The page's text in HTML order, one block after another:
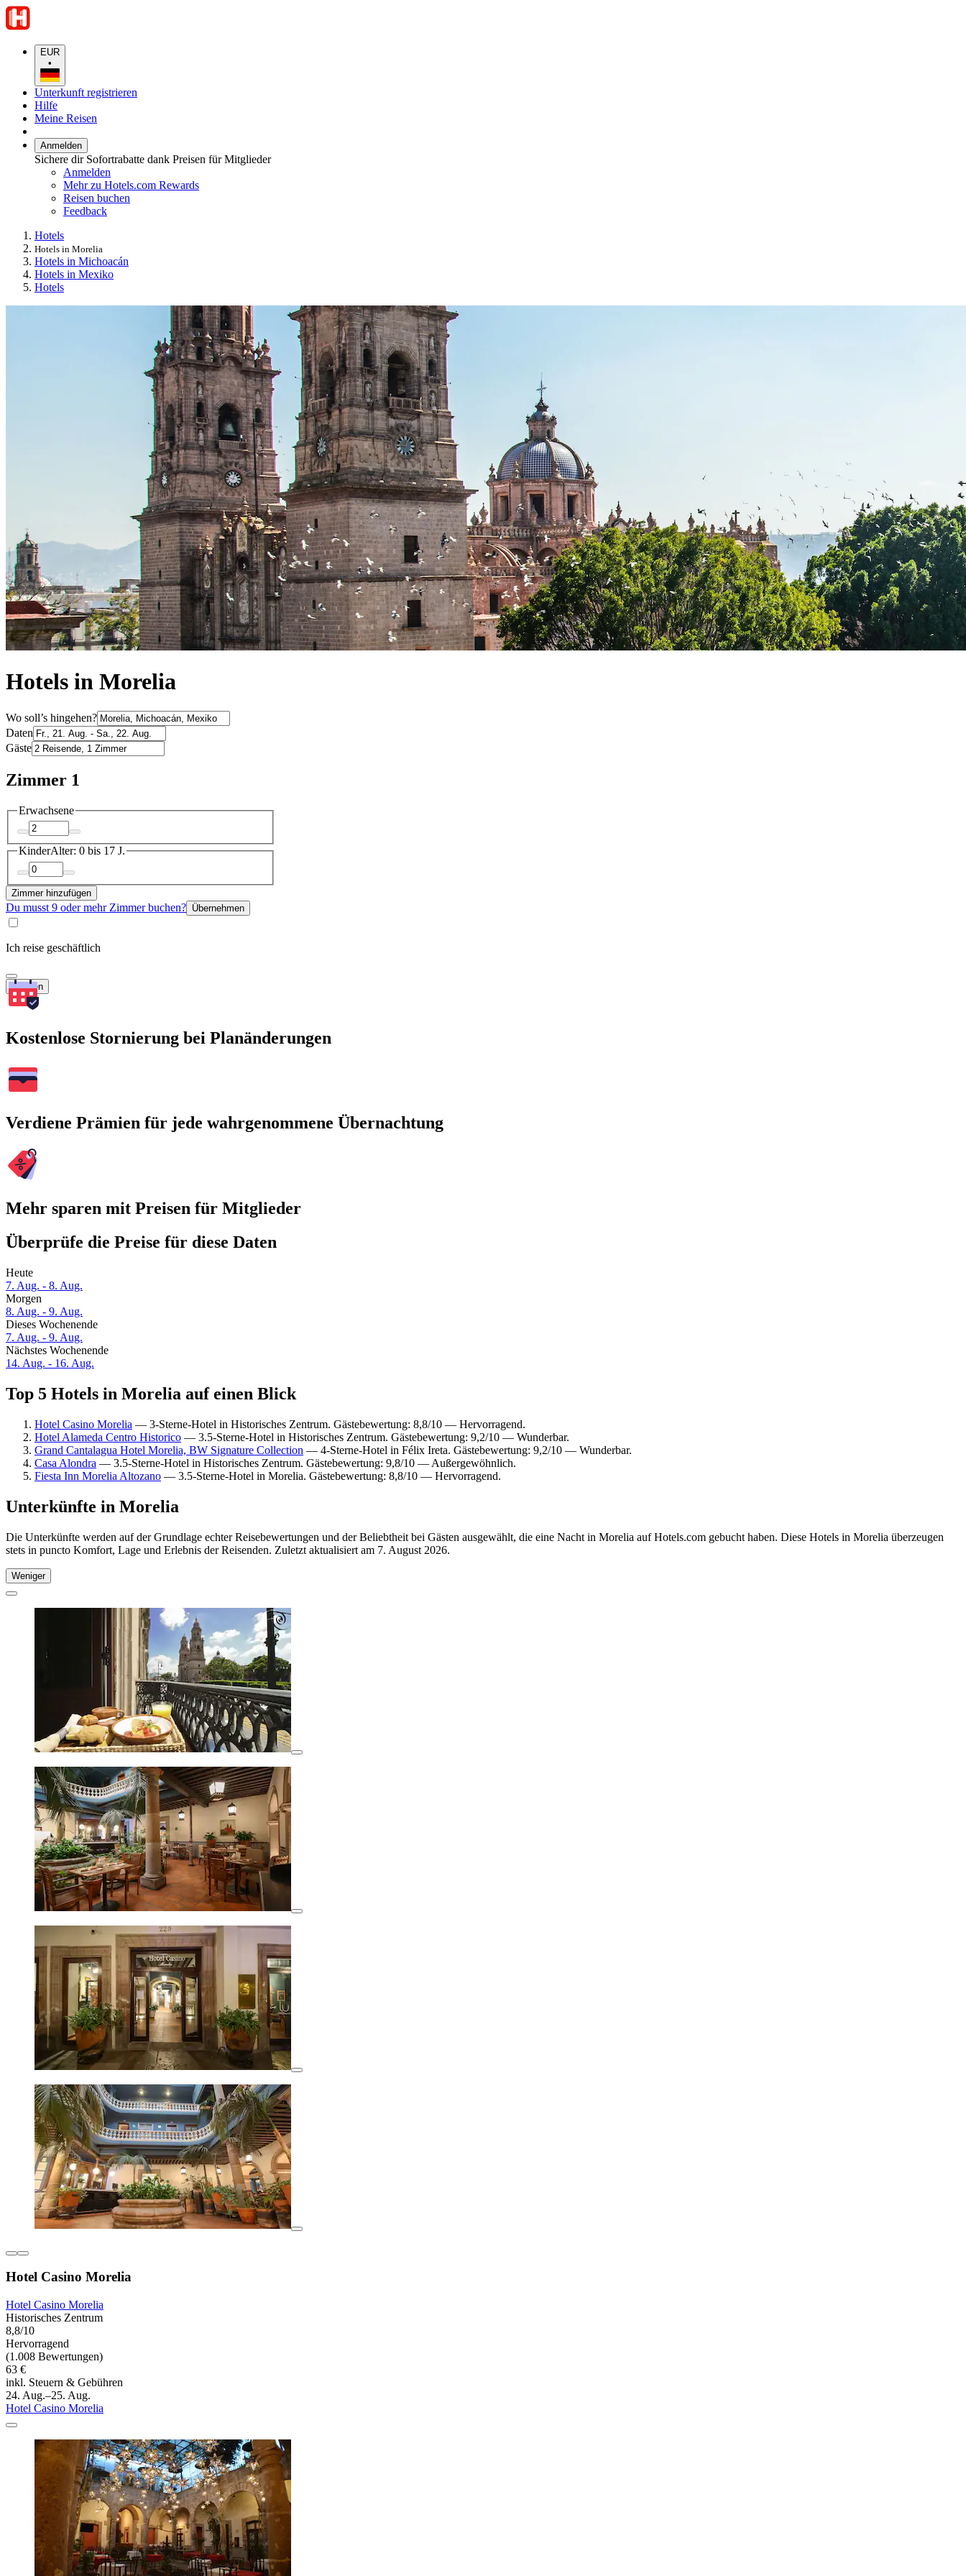
EUR
•
Unterkunft registrieren
Hilfe
Meine Reisen
Anmelden
Sichere dir Sofortrabatte dank Preisen für Mitglieder
Anmelden
Mehr zu Hotels.com Rewards
Reisen buchen
Feedback
Hotels
Hotels in Morelia
Hotels in Michoacán
Hotels in Mexiko
Hotels
Hotels in Morelia
Wo soll’s hingehen?
Daten
Gäste
Zimmer 1
Erwachsene
KinderAlter: 0 bis 17 J.
Zimmer hinzufügen
Du musst 9 oder mehr Zimmer buchen? Übernehmen
Ich reise geschäftlich
Suchen
Kostenlose Stornierung bei Planänderungen
Verdiene Prämien für jede wahrgenommene Übernachtung
Mehr sparen mit Preisen für Mitglieder
Überprüfe die Preise für diese Daten
Heute
7. Aug. - 8. Aug.
Morgen
8. Aug. - 9. Aug.
Dieses Wochenende
7. Aug. - 9. Aug.
Nächstes Wochenende
14. Aug. - 16. Aug.
Top 5 Hotels in Morelia auf einen Blick
Hotel Casino Morelia — 3-Sterne-Hotel in Historisches Zentrum. Gästebewertung: 8,8/10 — Hervorragend.
Hotel Alameda Centro Historico — 3.5-Sterne-Hotel in Historisches Zentrum. Gästebewertung: 9,2/10 — Wunderbar.
Grand Cantalagua Hotel Morelia, BW Signature Collection — 4-Sterne-Hotel in Félix Ireta. Gästebewertung: 9,2/10 — Wunderbar.
Casa Alondra — 3.5-Sterne-Hotel in Historisches Zentrum. Gästebewertung: 9,8/10 — Außergewöhnlich.
Fiesta Inn Morelia Altozano — 3.5-Sterne-Hotel in Morelia. Gästebewertung: 8,8/10 — Hervorragend.
Unterkünfte in Morelia
Die Unterkünfte werden auf der Grundlage echter Reisebewertungen und der Beliebtheit bei Gästen ausgewählt, die eine Nacht in Morelia auf Hotels.com gebucht haben. Diese Hotels in Morelia überzeugen
stets in puncto Komfort, Lage und Erlebnis der Reisenden. Zuletzt aktualisiert am 7. August 2026.
Weniger
Hotel Casino Morelia
Hotel Casino Morelia
Historisches Zentrum
8,8/10
Hervorragend
(1.008 Bewertungen)
63 €
inkl. Steuern & Gebühren
24. Aug.–25. Aug.
Hotel Casino Morelia